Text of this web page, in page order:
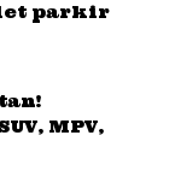
parkir
MPV,